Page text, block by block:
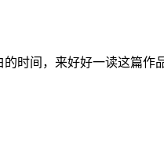
时间，来好好一读这篇作